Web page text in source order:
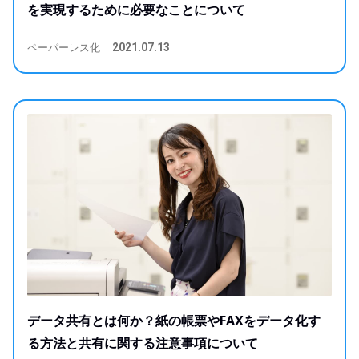
を実現するために必要なことについて
ペーパーレス化 2021.07.13
データ共有とは何か？紙の帳票やFAXをデータ化す
る方法と共有に関する注意事項について